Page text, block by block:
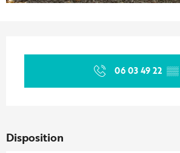
06 03 49 22 ▒▒
Disposition